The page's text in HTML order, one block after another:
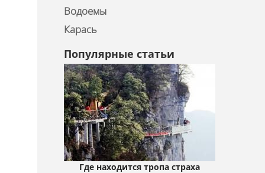
Водоемы
Карась
Популярные статьи
Где находится тропа страха